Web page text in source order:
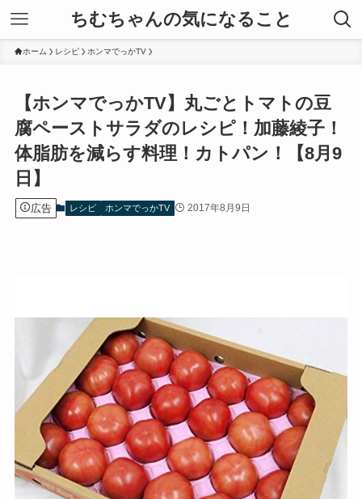
ちむちゃんの気になること
ホーム レシピ ホンマでっかTV
【ホンマでっかTV】丸ごとトマトの豆
腐ペーストサラダのレシピ！加藤綾子！
体脂肪を減らす料理！カトパン！【8月9
日】
広告 レシピ ホンマでっかTV 2017年8月9日